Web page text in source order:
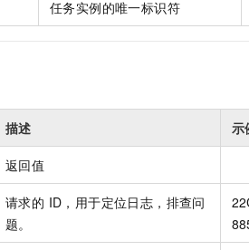
任务实例的唯一标识符
描述 示
返回值
请求的 ID，用于定位日志，排查问
题。